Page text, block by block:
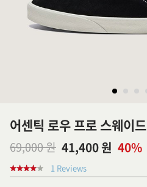
어센틱 로우 프로 스웨이드
69,000 원 41,400 원 40%
1 Reviews